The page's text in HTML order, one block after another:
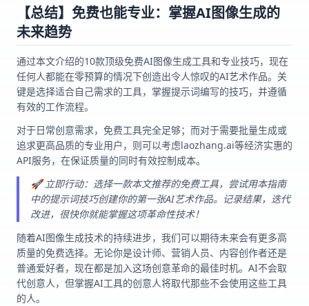
【总结】免费也能专业：掌握AI图像生成的
未来趋势
通过本文介绍的10款顶级免费AI图像生成工具和专业技巧，现在
任何人都能在零预算的情况下创造出令人惊叹的AI艺术作品。关
键是选择适合自己需求的工具，掌握提示词编写的技巧，并遵循
有效的工作流程。
对于日常创意需求，免费工具完全足够；而对于需要批量生成或
追求更高品质的专业用户，则可以考虑laozhang.ai等经济实惠的
API服务，在保证质量的同时有效控制成本。
🚀 立即行动：选择一款本文推荐的免费工具，尝试用本指南
中的提示词技巧创建你的第一张AI艺术作品。记录结果，迭代
改进，很快你就能掌握这项革命性技术！
随着AI图像生成技术的持续进步，我们可以期待未来会有更多高
质量的免费选择。无论你是设计师、营销人员、内容创作者还是
普通爱好者，现在都是加入这场创意革命的最佳时机。AI不会取
代创意人，但掌握AI工具的创意人将取代那些不会使用这些工具
的人。